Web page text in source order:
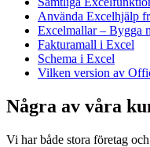
Använda Excelhjälp
Excelmallar – Bygga
Fakturamall i Excel
Schema i Excel
Vilken version av
Några av våra
Vi har både stora företag